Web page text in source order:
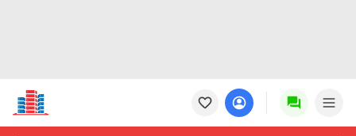
Новостройки
Квартиры
Ипотека